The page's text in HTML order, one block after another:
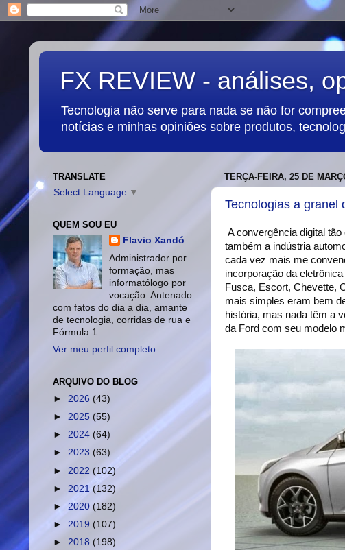
FX REVIEW - análises,
Tecnologia não serve para nada se não for
notícias e minhas opiniões sobre produtos,
TERÇA-FEIRA, 25 DE
Tecnologias a granel
A convergência digital
também a indústria
cada vez mais me
incorporação da
Fusca, Escort, Chevette,
mais simples eram bem
história, mas nada têm a
da Ford com seu modelo
TRANSLATE
Select Language ▼
QUEM SOU EU
Flavio Xandó
Administrador por
formação, mas
informatólogo por
vocação. Antenado
com fatos do dia a dia, amante
de tecnologia, corridas de rua e
Fórmula 1.
Ver meu perfil completo
ARQUIVO DO BLOG
► 2026 (43)
► 2025 (55)
► 2024 (64)
► 2023 (63)
► 2022 (102)
► 2021 (132)
► 2020 (182)
► 2019 (107)
► 2018 (198)